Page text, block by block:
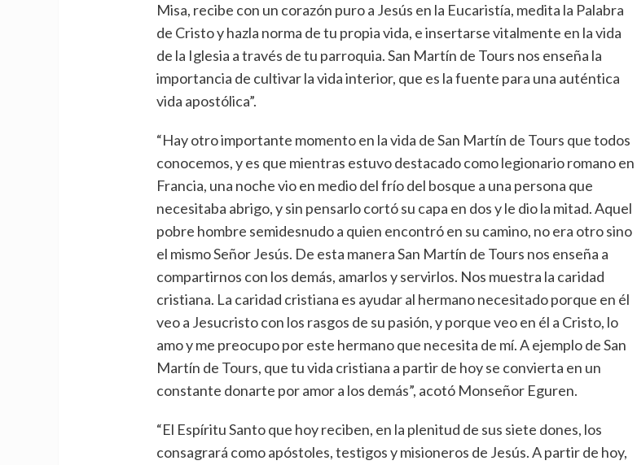
Misa, recibe con un corazón puro a Jesús en la Eucaristía, medita la Palabra
de Cristo y hazla norma de tu propia vida, e insertarse vitalmente en la vida
de la Iglesia a través de tu parroquia. San Martín de Tours nos enseña la
importancia de cultivar la vida interior, que es la fuente para una auténtica
vida apostólica”.
“Hay otro importante momento en la vida de San Martín de Tours que todos
conocemos, y es que mientras estuvo destacado como legionario romano en
Francia, una noche vio en medio del frío del bosque a una persona que
necesitaba abrigo, y sin pensarlo cortó su capa en dos y le dio la mitad. Aquel
pobre hombre semidesnudo a quien encontró en su camino, no era otro sino
el mismo Señor Jesús. De esta manera San Martín de Tours nos enseña a
compartirnos con los demás, amarlos y servirlos. Nos muestra la caridad
cristiana. La caridad cristiana es ayudar al hermano necesitado porque en él
veo a Jesucristo con los rasgos de su pasión, y porque veo en él a Cristo, lo
amo y me preocupo por este hermano que necesita de mí. A ejemplo de San
Martín de Tours, que tu vida cristiana a partir de hoy se convierta en un
constante donarte por amor a los demás”, acotó Monseñor Eguren.
“El Espíritu Santo que hoy reciben, en la plenitud de sus siete dones, los
consagrará como apóstoles, testigos y misioneros de Jesús. A partir de hoy,